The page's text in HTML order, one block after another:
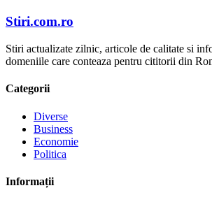
Stiri.com.ro
Stiri actualizate zilnic, articole de calitate si
domeniile care conteaza pentru cititorii din
Categorii
Diverse
Business
Economie
Politica
Informații